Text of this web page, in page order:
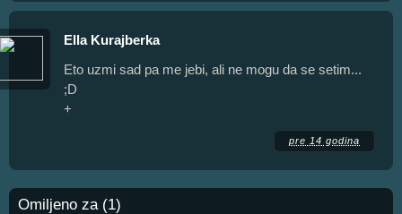
Ella Kurajberka
Eto uzmi sad pa me jebi, ali ne mogu da se setim...
;D
+
pre 14 godina
Omiljeno za (1)